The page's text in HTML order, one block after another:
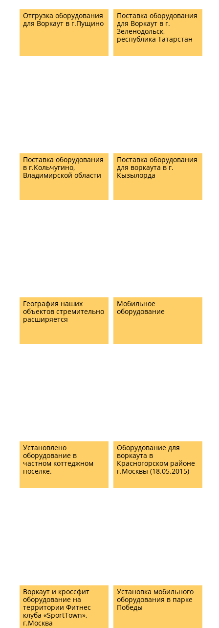
Отгрузка оборудования
для Воркаут в г.Пущино
Поставка оборудования
для Воркаут в г.
Зеленодольск,
республика Татарстан
Поставка оборудования
в г.Кольчугино,
Владимирской области
Поставка оборудования
для воркаута в г.
Кызылорда
География наших
объектов стремительно
расширяется
Мобильное
оборудование
Установлено
оборудование в
частном коттеджном
поселке.
Оборудование для
воркаута в
Красногорском районе
г.Москвы (18.05.2015)
Воркаут и кроссфит
оборудование на
территории Фитнес
клуба «SportTown»,
г.Москва
Установка мобильного
оборудования в парке
Победы